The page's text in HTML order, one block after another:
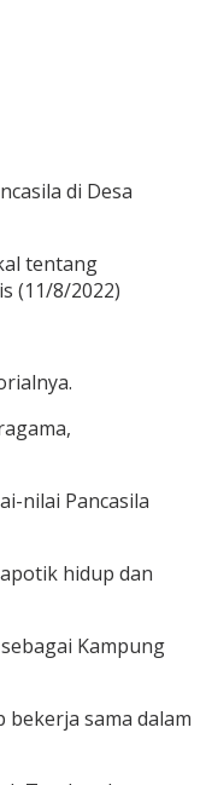
di Desa
tentang
(11/8/2022)
nilai Pancasila
hidup dan
Kampung
bekerja sama dalam